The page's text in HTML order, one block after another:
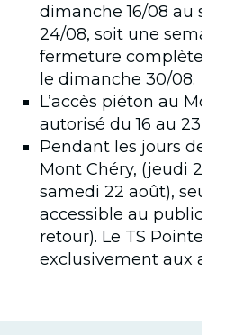
dimanche 16/08 au
24/08, soit une
fermeture complète
le dimanche 30/08.
L’accès piéton au
autorisé du 16 au 23
Pendant les jours de
Mont Chéry, (jeudi 20,
samedi 22 août), seule
accessible au public
retour). Le TS Pointe
exclusivement aux